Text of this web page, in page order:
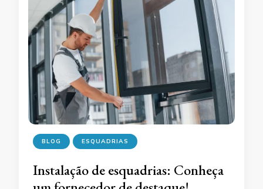
BLOG ESQUADRIAS
Instalação de esquadrias: Conheça